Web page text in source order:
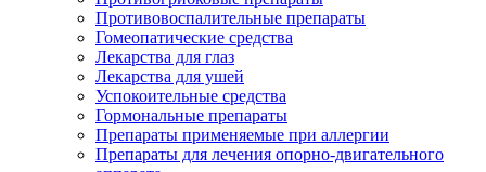
Противовоспалительные препараты
Гомеопатические средства
Лекарства для глаз
Лекарства для ушей
Успокоительные средства
Гормональные препараты
Препараты применяемые при аллергии
Препараты для лечения опорно-двигательного